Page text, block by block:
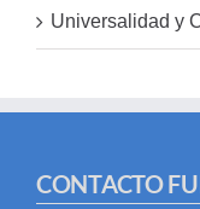
Universalidad y
CONTACTO